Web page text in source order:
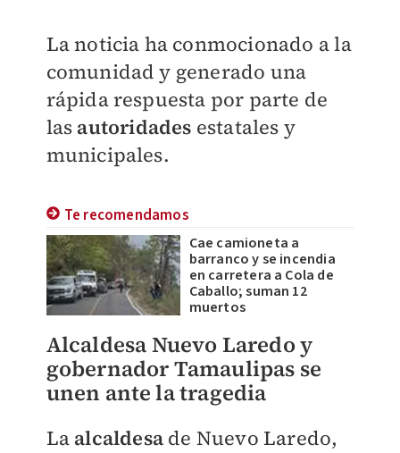
La noticia ha conmocionado a la
comunidad y generado una
rápida respuesta por parte de
las autoridades estatales y
municipales.
Te recomendamos
Cae camioneta a
barranco y se incendia
en carretera a Cola de
Caballo; suman 12
muertos
Alcaldesa Nuevo Laredo y
gobernador Tamaulipas se
unen ante la tragedia
La alcaldesade Nuevo Laredo,